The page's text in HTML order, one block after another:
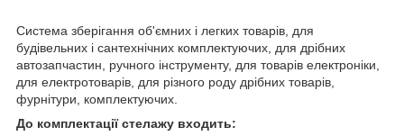
Система зберігання об'ємних і легких товарів, для
будівельних і сантехнічних комплектуючих, для дрібних
автозапчастин, ручного інструменту, для товарів електроніки,
для електротоварів, для різного роду дрібних товарів,
фурнітури, комплектуючих.
До комплектації стелажу входить: